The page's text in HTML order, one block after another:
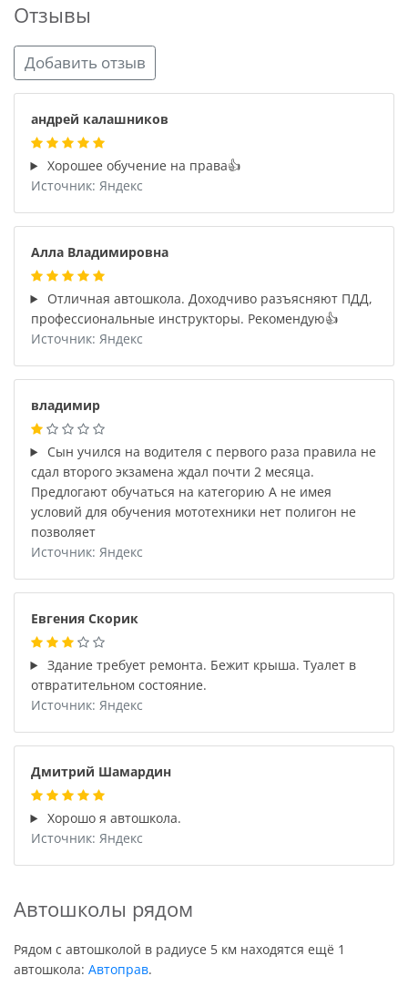
Отзывы
Добавить отзыв
андрей калашников
Хорошее обучение на права👍
Источник: Яндекс
Алла Владимировна
Отличная автошкола. Доходчиво разъясняют ПДД,
профессиональные инструкторы. Рекомендую👍
Источник: Яндекс
владимир
Сын учился на водителя с первого раза правила не
сдал второго экзамена ждал почти 2 месяца.
Предлогают обучаться на категорию А не имея
условий для обучения мототехники нет полигон не
позволяет
Источник: Яндекс
Евгения Скорик
Здание требует ремонта. Бежит крыша. Туалет в
отвратительном состояние.
Источник: Яндекс
Дмитрий Шамардин
Хорошо я автошкола.
Источник: Яндекс
Автошколы рядом
Рядом с автошколой в радиусе 5 км находятся ещё 1
автошкола: Автоправ.